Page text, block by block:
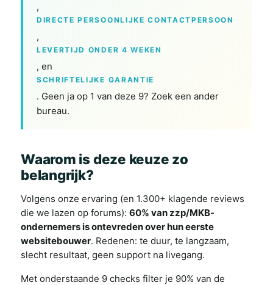
,
DIRECTE PERSOONLIJKE CONTACTPERSOON
,
LEVERTIJD ONDER 4 WEKEN
, en
SCHRIFTELIJKE GARANTIE
. Geen ja op 1 van deze 9? Zoek een ander
bureau.
Waarom is deze keuze zo
belangrijk?
Volgens onze ervaring (en 1.300+ klagende reviews
die we lazen op forums): 60% van zzp/MKB-
ondernemers is ontevreden over hun eerste
websitebouwer. Redenen: te duur, te langzaam,
slecht resultaat, geen support na livegang.
Met onderstaande 9 checks filter je 90% van de